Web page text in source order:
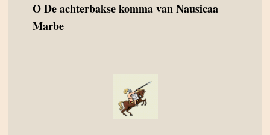
ODe achterbakse komma van Nausicaa
Marbe